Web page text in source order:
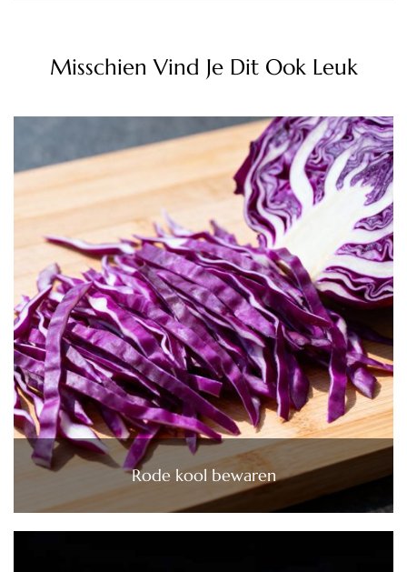
Misschien Vind Je Dit Ook Leuk
Rode kool bewaren